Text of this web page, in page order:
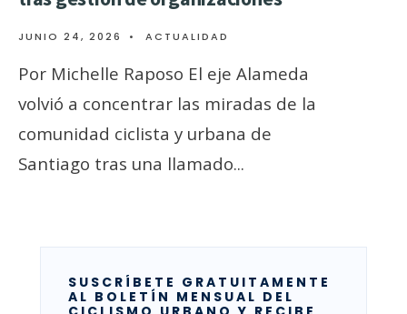
JUNIO 24, 2026 • ACTUALIDAD
Por Michelle Raposo El eje Alameda
volvió a concentrar las miradas de la
comunidad ciclista y urbana de
Santiago tras una llamado...
SUSCRÍBETE GRATUITAMENTE
AL BOLETÍN MENSUAL DEL